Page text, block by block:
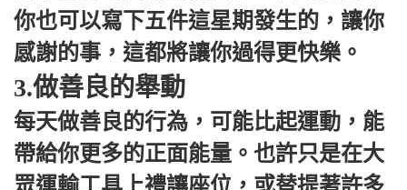
你也可以寫下五件這星期發生的，讓你
感謝的事，這都將讓你過得更快樂。
3.做善良的舉動
每天做善良的行為，可能比起運動，能
帶給你更多的正面能量。也許只是在大